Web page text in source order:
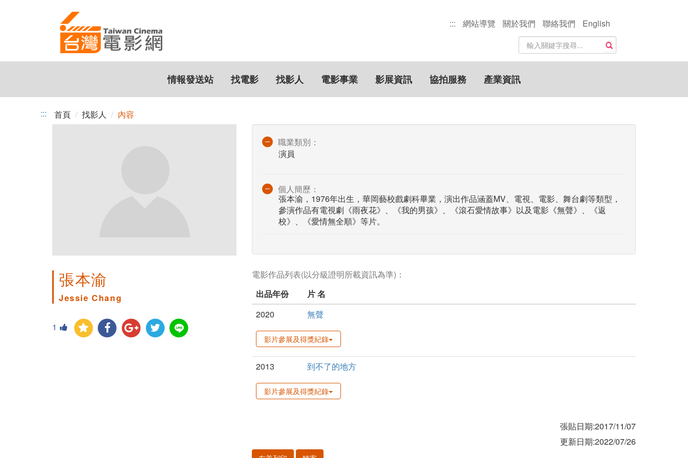
::: 網站導覽 關於我們 聯絡我們
English
站
內
搜
尋
關
鍵
搜尋
情報發送站 找電影 找影人 電影事業 影展資訊 協拍服務 產業資訊
::: 首頁 找影人 內容
張本渝
Jessie Chang
1
職業類別：
演員
個人簡歷：
張本渝，1976年出生，華岡藝校戲劇科畢業，演出作品涵蓋MV、電視、電影、舞台劇等類型，
參演作品有電視劇《雨夜花》、《我的男孩》、《滾石愛情故事》以及電影《無聲》、《返
校》、《愛情無全順》等片。
電影作品列表(以分級證明所載資訊為準)：
出品年份
片 名
2020
無聲
影片參展及得獎紀錄
2013 到不了的地方
影片參展及得獎紀錄
張貼日期:2017/11/07
更新日期:2022/07/26